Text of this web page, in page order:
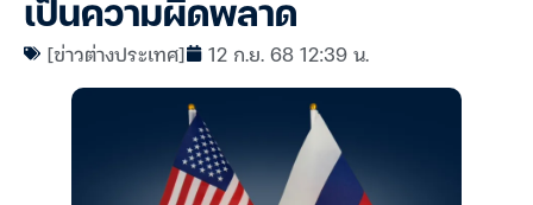
เป็นความผิดพลาด
[ข่าวต่างประเทศ] 12 ก.ย. 68 12:39 น.